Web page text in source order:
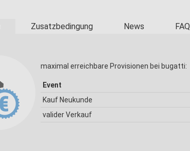
Zusatzbedingung News FAQ
maximal erreichbare Provisionen bei bugatti:
Event
Kauf Neukunde
valider Verkauf